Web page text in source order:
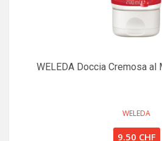
WELEDA Doccia Cremosa
WELEDA
9.50 CHF